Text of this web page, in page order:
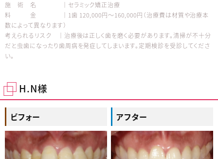
施 術 名 │セラミック矯正治療
料 金 │1歯 120,000円～160,000円（治療費は材質や治療本
数によって異なります）
考えられるリスク │治療後は正しく歯を磨く必要があります。清掃が不十分
だと虫歯になったり歯周病を発症してしまいます。定期検診を受診してくださ
い。
H.N様
ビフォー アフター